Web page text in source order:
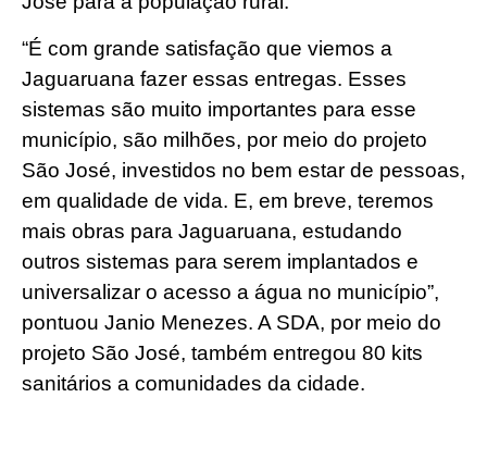
“É com grande satisfação que viemos a
Jaguaruana fazer essas entregas. Esses
sistemas são muito importantes para esse
município, são milhões, por meio do projeto
São José, investidos no bem estar de pessoas,
em qualidade de vida. E, em breve, teremos
mais obras para Jaguaruana, estudando
outros sistemas para serem implantados e
universalizar o acesso a água no município”,
pontuou Janio Menezes. A SDA, por meio do
projeto São José, também entregou 80 kits
sanitários a comunidades da cidade.